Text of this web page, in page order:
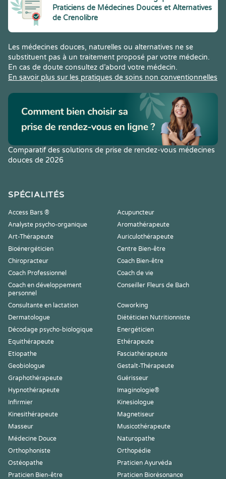
Praticiens de Médecines Douces et Alternatives
de Crenolibre
Les médecines douces, naturelles ou alternatives ne se
substituent pas à un traitement proposé par votre médecin.
En cas de doute consultez d’abord votre médecin.
En savoir plus sur les pratiques de soins non conventionnelles
Comparatif des solutions de prise de rendez-vous médecines
douces de 2026
SPÉCIALITÉS
Access Bars ®
Acupuncteur
Analyste psycho-organique
Aromathérapeute
Art-Thérapeute
Auriculothérapeute
Bioénergéticien
Centre Bien-être
Chiropracteur
Coach Bien-être
Coach Professionnel
Coach de vie
Coach en développement
personnel
Conseiller Fleurs de Bach
Consultante en lactation
Coworking
Dermatologue
Diététicien Nutritionniste
Décodage psycho-biologique
Energéticien
Equithérapeute
Ethérapeute
Etiopathe
Fasciathérapeute
Geobiologue
Gestalt-Thérapeute
Graphothérapeute
Guérisseur
Hypnothérapeute
Imaginologie®
Infirmier
Kinesiologue
Kinesithérapeute
Magnetiseur
Masseur
Musicothérapeute
Médecine Douce
Naturopathe
Orthophoniste
Orthopédie
Ostéopathe
Praticien Ayurvéda
Praticien Bien-être
Praticien Biorésonance